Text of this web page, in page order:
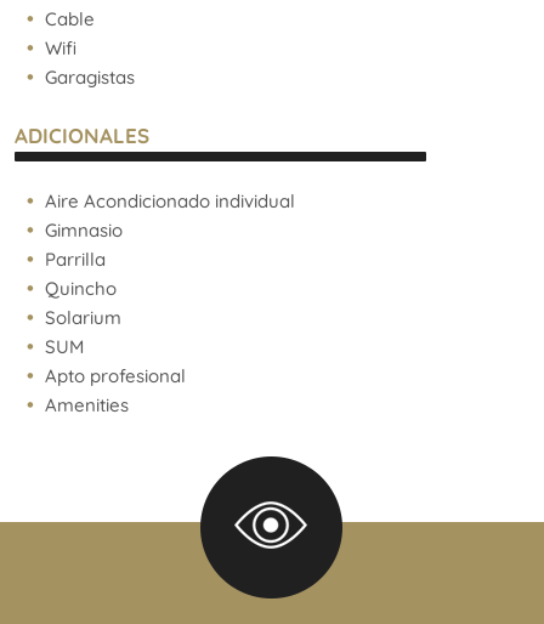
Cable
Wifi
Garagistas
ADICIONALES
Aire Acondicionado individual
Gimnasio
Parrilla
Quincho
Solarium
SUM
Apto profesional
Amenities